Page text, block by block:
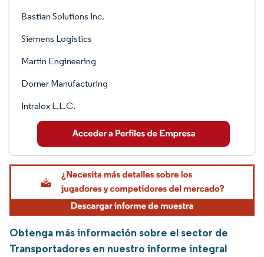
Bastian Solutions Inc.
Siemens Logistics
Martin Engineering
Dorner Manufacturing
Intralox L.L.C.
Obtenga más información sobre el sector de
Transportadores en nuestro informe integral